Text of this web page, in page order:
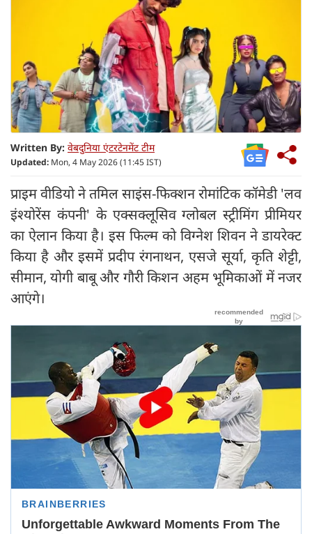
Written By: वेबदुनिया एंटरटेनमेंट टीम
Updated: Mon, 4 May 2026 (11:45 IST)
प्राइम वीडियो ने तमिल साइंस-फिक्शन रोमांटिक कॉमेडी 'लव
इंश्योरेंस कंपनी' के एक्सक्लूसिव ग्लोबल स्ट्रीमिंग प्रीमियर
का ऐलान किया है। इस फिल्म को विग्नेश शिवन ने डायरेक्ट
किया है और इसमें प्रदीप रंगनाथन, एसजे सूर्या, कृति शेट्टी,
सीमान, योगी बाबू और गौरी किशन अहम भूमिकाओं में नजर
आएंगे।